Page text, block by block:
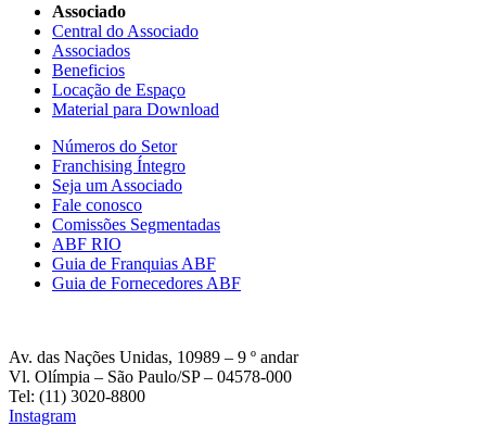
Associado
Central do Associado
Associados
Beneficios
Locação de Espaço
Material para Download
Números do Setor
Franchising Íntegro
Seja um Associado
Fale conosco
Comissões Segmentadas
ABF RIO
Guia de Franquias ABF
Guia de Fornecedores ABF
Av. das Nações Unidas, 10989 – 9 º andar
Vl. Olímpia – São Paulo/SP – 04578-000
Tel: (11) 3020-8800
Instagram